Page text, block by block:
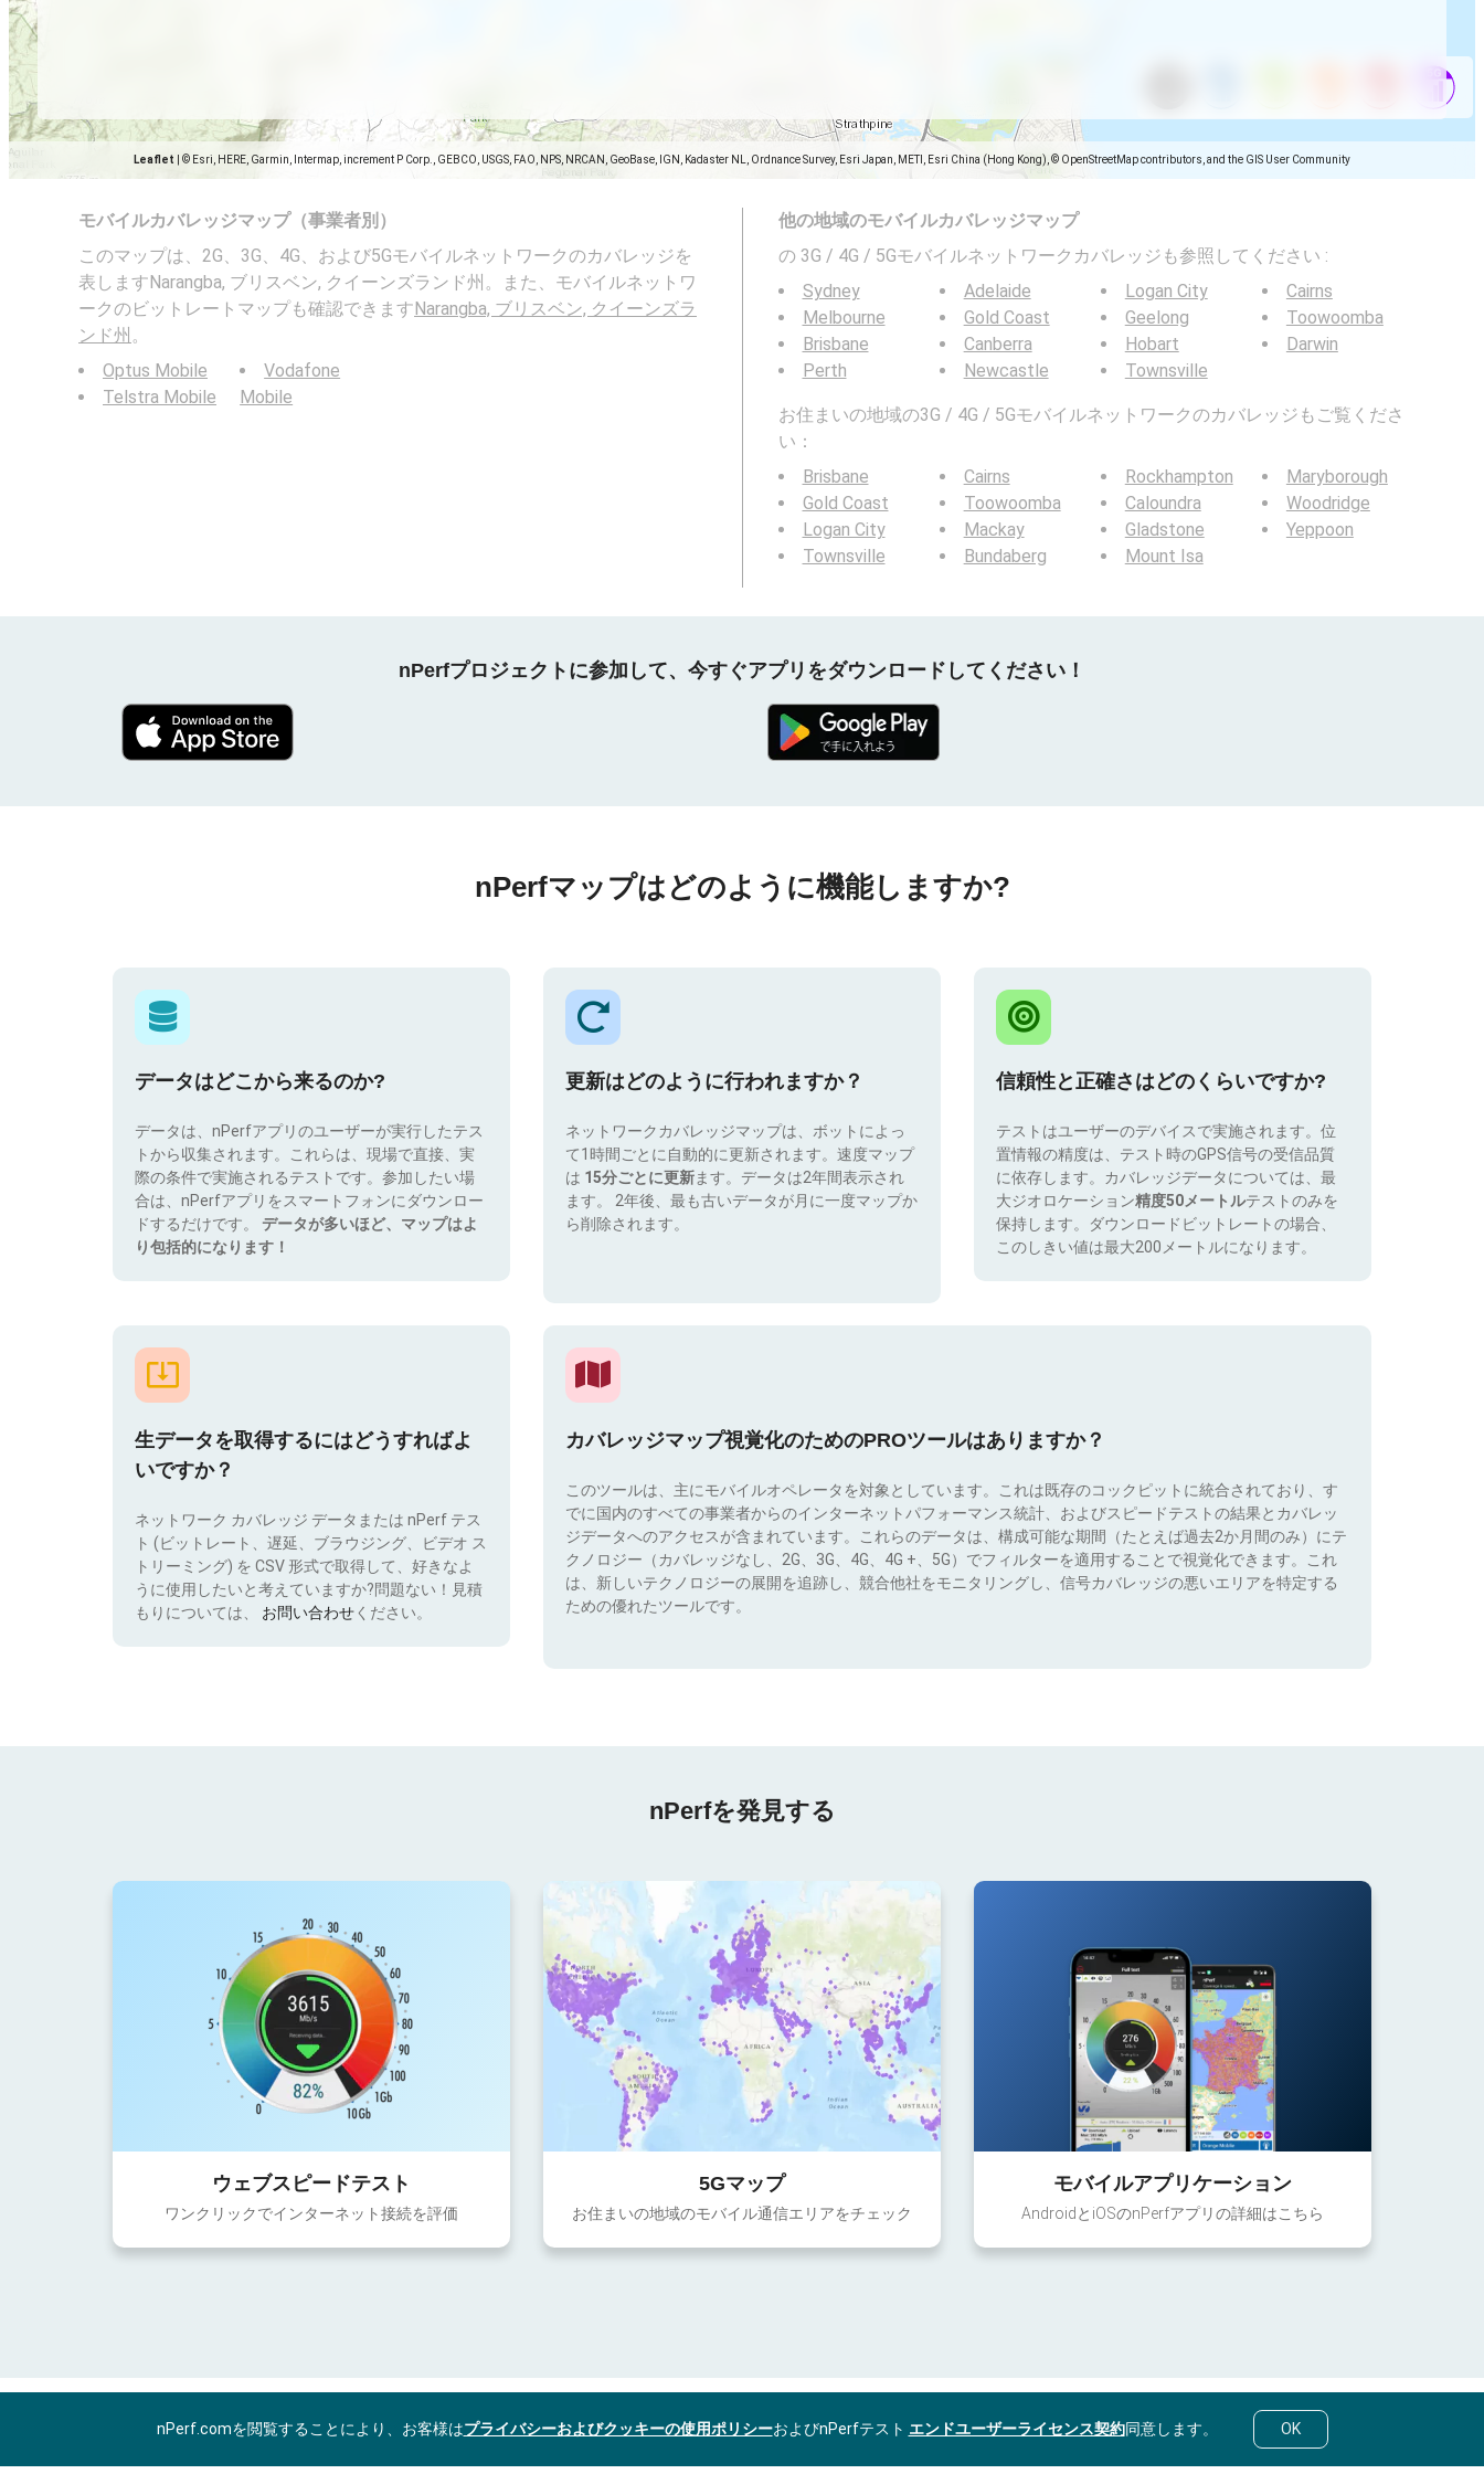
Leaflet © Esri, HERE, Garmin, Intermap, increment P Corp., GEBCO, USGS, FAO, NPS, NRCAN, GeoBase, IGN, Kadaster NL, Ordnance Survey, Esri Japan, METI, Esri China (Hong Kong), © OpenStreetMap contributors, and the GIS User Community
モバイルカバレッジマップ（事業者別）
このマップは、2G、3G、4G、および5Gモバイルネットワークのカバレッジを
表しますNarangba, ブリスベン, クイーンズランド州。また、モバイルネットワ
ークのビットレートマップも確認できますNarangba, ブリスベン, クイーンズラ
ンド州 。
Optus Mobile
Telstra Mobile
Vodafone
Mobile
他の地域のモバイルカバレッジマップ
の 3G / 4G / 5Gモバイルネットワークカバレッジも参照してください :
Sydney
Melbourne
Brisbane
Perth
Adelaide
Gold Coast
Canberra
Newcastle
Logan City
Geelong
Hobart
Townsville
Cairns
Toowoomba
Darwin
お住まいの地域の3G / 4G / 5Gモバイルネットワークのカバレッジもご覧くださ
い：
Brisbane
Gold Coast
Logan City
Townsville
Cairns
Toowoomba
Mackay
Bundaberg
Rockhampton
Caloundra
Gladstone
Mount Isa
Maryborough
Woodridge
Yeppoon
nPerfプロジェクトに参加して、今すぐアプリをダウンロードしてください！
nPerfマップはどのように機能しますか?
データはどこから来るのか?
データは、nPerfアプリのユーザーが実行したテス
トから収集されます。これらは、現場で直接、実
際の条件で実施されるテストです。参加したい場
合は、nPerfアプリをスマートフォンにダウンロー
ドするだけです。 データが多いほど、マップはよ
り包括的になります！
更新はどのように行われますか？
ネットワークカバレッジマップは、ボットによっ
て1時間ごとに自動的に更新されます。速度マップ
は 15分ごとに更新ます。データは2年間表示され
ます。 2年後、最も古いデータが月に一度マップか
ら削除されます。
信頼性と正確さはどのくらいですか?
テストはユーザーのデバイスで実施されます。位
置情報の精度は、テスト時のGPS信号の受信品質
に依存します。カバレッジデータについては、最
大ジオロケーション精度50メートルテストのみを
保持します。ダウンロードビットレートの場合、
このしきい値は最大200メートルになります。
生データを取得するにはどうすればよ
いですか？
ネットワーク カバレッジ データまたは nPerf テス
ト (ビットレート、遅延、ブラウジング、ビデオ ス
トリーミング) を CSV 形式で取得して、好きなよ
うに使用したいと考えていますか?問題ない！見積
もりについては、 お問い合わせください。
カバレッジマップ視覚化のためのPROツールはありますか？
このツールは、主にモバイルオペレータを対象としています。これは既存のコックピットに統合されており、す
でに国内のすべての事業者からのインターネットパフォーマンス統計、およびスピードテストの結果とカバレッ
ジデータへのアクセスが含まれています。これらのデータは、構成可能な期間（たとえば過去2か月間のみ）にテ
クノロジー（カバレッジなし、2G、3G、4G、4G +、5G）でフィルターを適用することで視覚化できます。これ
は、新しいテクノロジーの展開を追跡し、競合他社をモニタリングし、信号カバレッジの悪いエリアを特定する
ための優れたツールです。
nPerfを発見する
ウェブスピードテスト
ワンクリックでインターネット接続を評価
5Gマップ
お住まいの地域のモバイル通信エリアをチェック
モバイルアプリケーション
AndroidとiOSのnPerfアプリの詳細はこちら
nPerf.comを閲覧することにより、お客様はプライバシーおよびクッキーの使用ポリシーおよびnPerfテスト エンドユーザーライセンス契約同意します。 OK